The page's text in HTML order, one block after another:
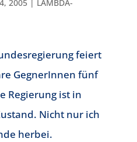
2005| LAMBDA-
feiert
GegnerInnen fünf
Regierung ist in
Nicht nur ich
herbei.